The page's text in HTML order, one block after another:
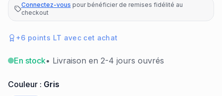
Connectez-vous pour bénéficier de remises fidélité au
checkout
+6 points LT avec cet achat
En stock• Livraison en 2-4 jours ouvrés
Couleur : Gris